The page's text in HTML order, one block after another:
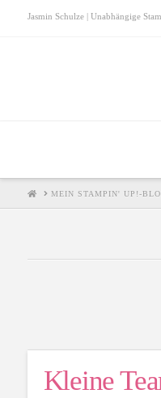
Jasmin Schulze | Unabhängige
HOMEMEIN STAMPIN' UP!-
Kleine